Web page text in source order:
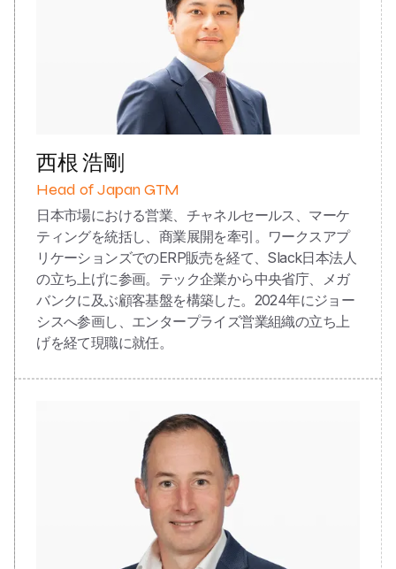
西根 浩剛
Head of Japan GTM
日本市場における営業、チャネルセールス、マーケ
ティングを統括し、商業展開を牽引。ワークスアプ
リケーションズでのERP販売を経て、Slack日本法人
の立ち上げに参画。テック企業から中央省庁、メガ
バンクに及ぶ顧客基盤を構築した。2024年にジョー
シスへ参画し、エンタープライズ営業組織の立ち上
げを経て現職に就任。